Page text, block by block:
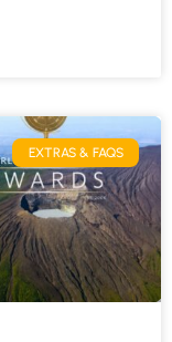
EXTRAS & FAQS